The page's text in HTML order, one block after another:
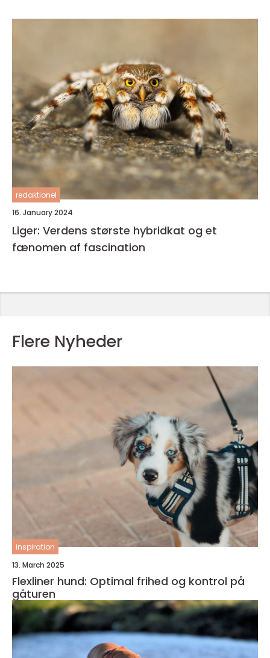
redaktionel
16. January 2024
Liger: Verdens største hybridkat og et
fænomen af fascination
Flere Nyheder
inspiration
13. March 2025
Flexliner hund: Optimal frihed og kontrol på
gåturen